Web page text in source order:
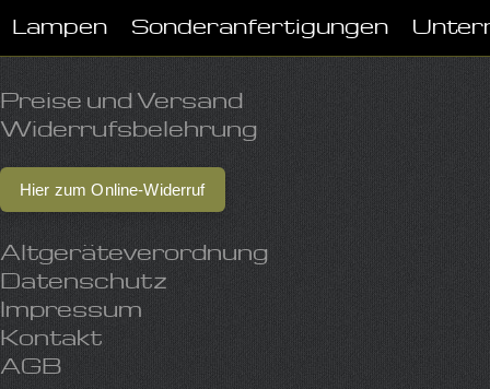
Lampen Sonderanfertigungen
Preise und Versand
Widerrufsbelehrung
Hier zum Online-Widerruf
Altgeräteverordnung
Datenschutz
Impressum
Kontakt
AGB